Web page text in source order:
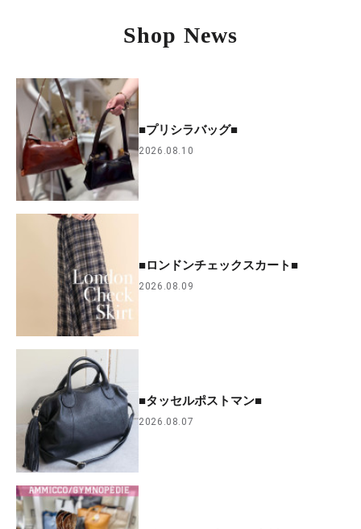
Shop News
■プリシラバッグ■
2026.08.10
■ロンドンチェックスカート■
2026.08.09
■タッセルポストマン■
2026.08.07